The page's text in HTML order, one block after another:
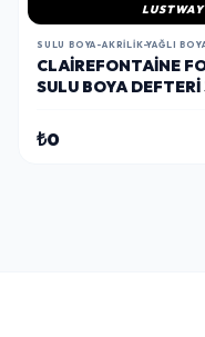
LUSTWAY
SULU BOYA-AKRILIK-YAĞLI
CLAIREFONTAINE
SULU BOYA
₺0